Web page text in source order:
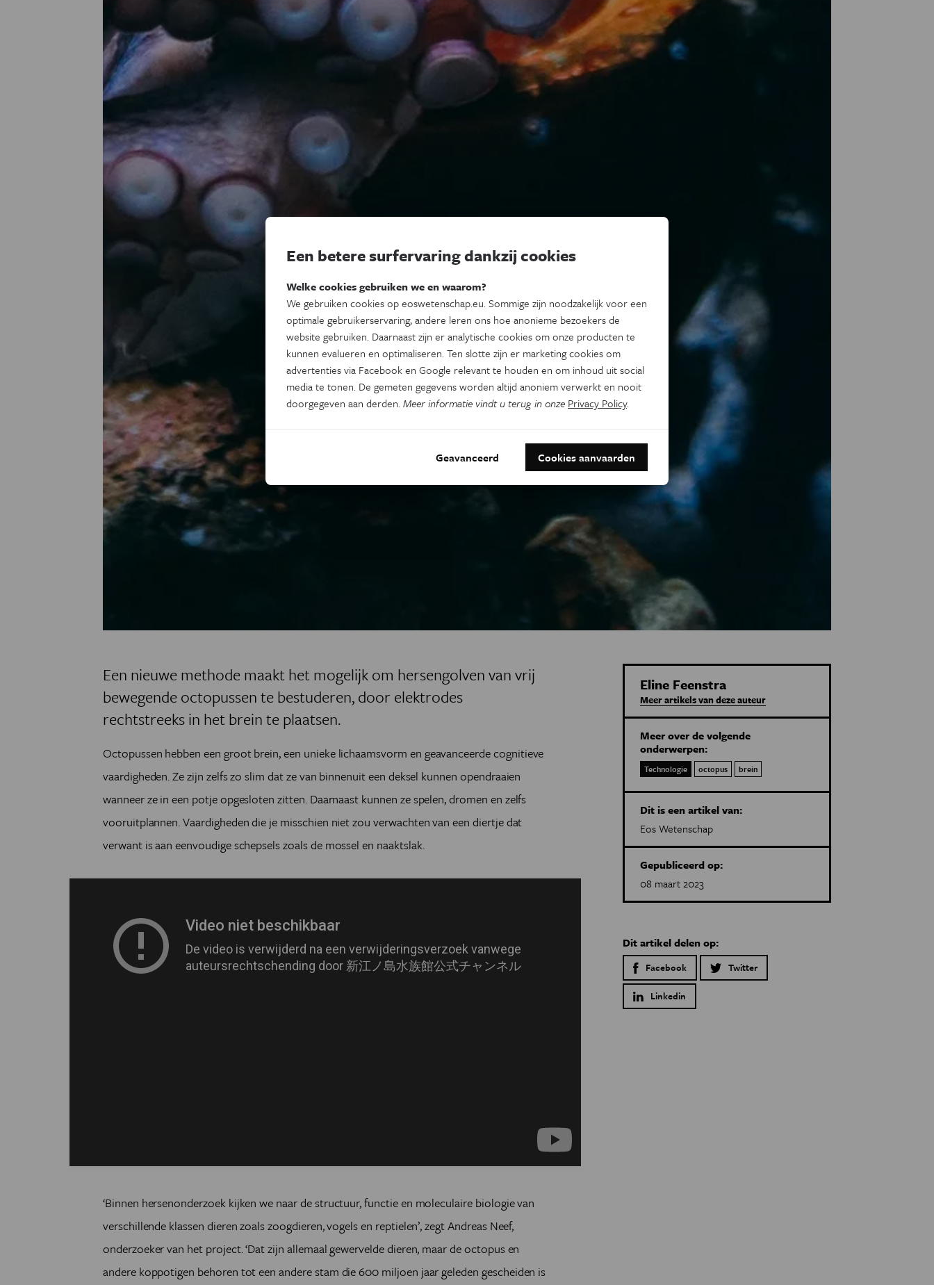
Een nieuwe methode maakt het mogelijk om hersengolven van vrij
bewegende octopussen te bestuderen, door elektrodes
rechtstreeks in het brein te plaatsen.
Octopussen hebben een groot brein, een unieke lichaamsvorm en geavanceerde cognitieve
vaardigheden. Ze zijn zelfs zo slim dat ze van binnenuit een deksel kunnen opendraaien
wanneer ze in een potje opgesloten zitten. Daarnaast kunnen ze spelen, dromen en zelfs
vooruitplannen. Vaardigheden die je misschien niet zou verwachten van een diertje dat
verwant is aan eenvoudige schepsels zoals de mossel en naaktslak.
‘Binnen hersenonderzoek kijken we naar de structuur, functie en moleculaire biologie van
verschillende klassen dieren zoals zoogdieren, vogels en reptielen’, zegt Andreas Neef,
onderzoeker van het project. ‘Dat zijn allemaal gewervelde dieren, maar de octopus en
andere koppotigen behoren tot een andere stam die 600 miljoen jaar geleden gescheiden is
Eline Feenstra
Meer artikels van deze auteur
Meer over de volgende
onderwerpen:
Technologie octopus brein
Dit is een artikel van:
Eos Wetenschap
Gepubliceerd op:
08 maart 2023
Dit artikel delen op:
Facebook Twitter
Linkedin
Een betere surfervaring dankzij cookies
Welke cookies gebruiken we en waarom?
We gebruiken cookies op eoswetenschap.eu. Sommige zijn noodzakelijk voor een
optimale gebruikerservaring, andere leren ons hoe anonieme bezoekers de
website gebruiken. Daarnaast zijn er analytische cookies om onze producten te
kunnen evalueren en optimaliseren. Ten slotte zijn er marketing cookies om
advertenties via Facebook en Google relevant te houden en om inhoud uit social
media te tonen. De gemeten gegevens worden altijd anoniem verwerkt en nooit
doorgegeven aan derden.Meer informatie vindt u terug in onze Privacy Policy.
Geavanceerd Cookies aanvaarden